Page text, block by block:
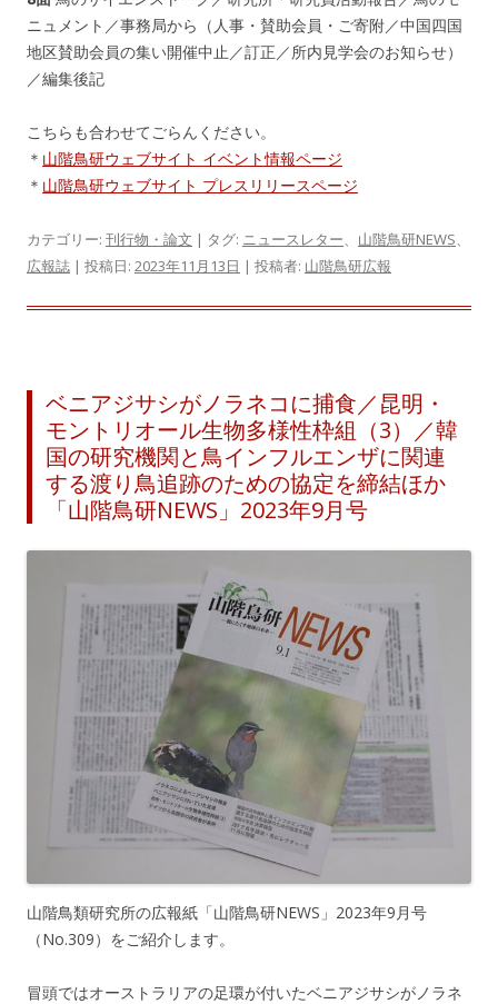
ニュメント／事務局から（人事・賛助会員・ご寄附／中国四国
地区賛助会員の集い開催中止／訂正／所内見学会のお知らせ）
／編集後記
こちらも合わせてごらんください。
＊ 山階鳥研ウェブサイト イベント情報ページ
＊ 山階鳥研ウェブサイト プレスリリースページ
カテゴリー: 刊行物・論文 | タグ: ニュースレター、 山階鳥研NEWS、
広報誌 | 投稿日: 2023年11月13日 | 投稿者: 山階鳥研広報
ベニアジサシがノラネコに捕食／昆明・
モントリオール生物多様性枠組（3）／韓
国の研究機関と鳥インフルエンザに関連
する渡り鳥追跡のための協定を締結ほか
「山階鳥研NEWS」2023年9月号
山階鳥類研究所の広報紙「山階鳥研NEWS」2023年9月号
（No.309）をご紹介します。
冒頭ではオーストラリアの足環が付いたベニアジサシがノラネ